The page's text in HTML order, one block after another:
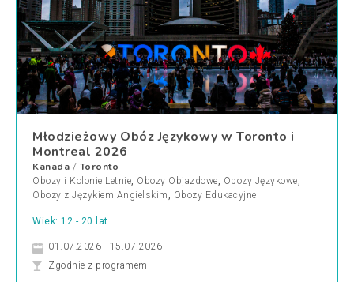
Młodzieżowy Obóz Językowy w Toronto i
Montreal 2026
Kanada / Toronto
Obozy i Kolonie Letnie, Obozy Objazdowe, Obozy Językowe,
Obozy z Językiem Angielskim , Obozy Edukacyjne
Wiek: 12 - 20 lat
01.07.2026 - 15.07.2026
Zgodnie z programem